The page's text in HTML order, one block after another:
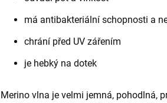
má antibakteriální schopnosti a
chrání před UV zářením
je hebký na dotek
Merino vlna je velmi jemná, pohodlná,